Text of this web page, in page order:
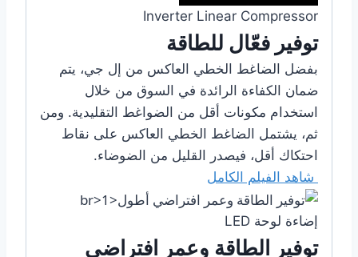
Inverter Linear Compressor
توفير فعّال للطاقة
بفضل الضاغط الخطي العاكس من إل جي، يتم
ضمان الكفاءة الرائدة في السوق من خلال
استخدام مكونات أقل من الضواغط التقليدية. ومن
ثم، يشتمل الضاغط الخطي العاكس على نقاط
احتكاك أقل، فيصدر القليل من الضوضاء.
شاهد الفيلم الكامل
إضاءة لوحة LED
توفير الطاقة وعمر افتراضي